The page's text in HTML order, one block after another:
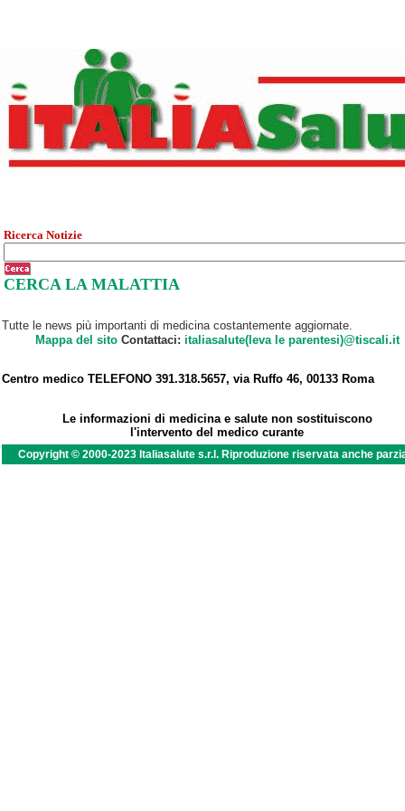
Ricerca Notizie
CERCA LA MALATTIA
Tutte le news più importanti di medicina costantemente aggiornate.
Mappa del sitoContattaci: italiasalute(leva le parentesi)@tiscali.it
Centro medico TELEFONO 391.318.5657, via Ruffo 46, 00133 Roma
Le informazioni di medicina e salute non sostituiscono
l'intervento del medico curante
Copyright © 2000-2023 Italiasalute s.r.l. Riproduzione riservata anche